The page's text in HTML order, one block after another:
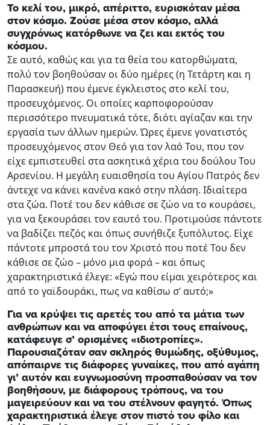
Το κελί του, μικρό, απέριττο, ευρισκόταν μέσα
στον κόσμο. Ζούσε μέσα στον κόσμο, αλλά
συγχρόνως κατόρθωνε να ζει και εκτός του
κόσμου.
Σε αυτό, καθώς και για τα θεία του κατορθώματα,
πολύ τον βοηθούσαν οι δύο ημέρες (η Τετάρτη και η
Παρασκευή) που έμενε έγκλειστος στο κελί του,
προσευχόμενος. Οι οποίες καρποφορούσαν
περισσότερο πνευματικά τότε, διότι αγίαζαν και την
εργασία των άλλων ημερών. Ώρες έμενε γονατιστός
προσευχόμενος στον Θεό για τον λαό Του, που τον
είχε εμπιστευθεί στα ασκητικά χέρια του δούλου Του
Αρσενίου. Η μεγάλη ευαισθησία του Αγίου Πατρός δεν
άντεχε να κάνει κανένα κακό στην πλάση. Ιδιαίτερα
στα ζώα. Ποτέ του δεν κάθισε σε ζώο να το κουράσει,
για να ξεκουράσει τον εαυτό του. Προτιμούσε πάντοτε
να βαδίζει πεζός και όπως συνήθιζε ξυπόλυτος. Είχε
πάντοτε μπροστά του τον Χριστό που ποτέ Του δεν
κάθισε σε ζώο – μόνο μια φορά – και όπως
χαρακτηριστικά έλεγε: «Εγώ που είμαι χειρότερος και
από το γαϊδουράκι, πως να καθίσω σ’ αυτό;»
Για να κρύψει τις αρετές του από τα μάτια των
ανθρώπων και να αποφύγει έτσι τους επαίνους,
κατάφευγε σ’ ορισμένες «ιδιοτροπίες».
Παρουσιαζόταν σαν σκληρός θυμώδης, οξύθυμος,
απόπαιρνε τις διάφορες γυναίκες, που από αγάπη
γι’ αυτόν και ευγνωμοσύνη προσπαθούσαν να τον
βοηθήσουν, με διάφορους τρόπους, να του
μαγειρεύουν και να του στέλνουν φαγητό. Όπως
χαρακτηριστικά έλεγε στον πιστό του φίλο και